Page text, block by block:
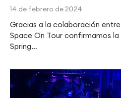
14 de febrero de 2024
Gracias a la colaboración
Space On Tour confirmamos
Spring…